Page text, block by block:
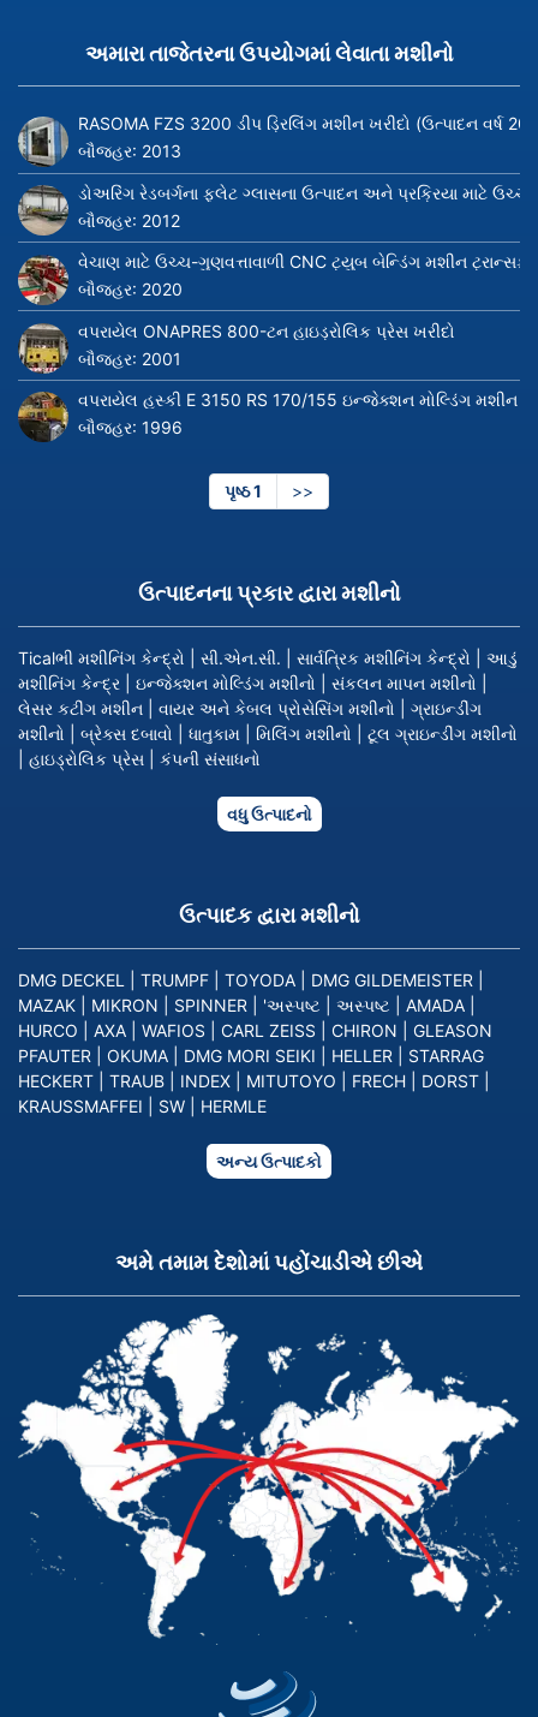
અમારા તાજેતરના ઉપયોગમાં લેવાતા મશીનો
RASOMA FZS 3200 ડીપ ડ્રિલિંગ મશીન ખરીદો (ઉત્પાદન વર્ષ
બૌજહર: 2013
ડોઅરિંગ રેડબર્ગના ફ્લેટ ગ્લાસના ઉત્પાદન અને પ્રક્રિયા માટે
બૌજહર: 2012
વેચાણ માટે ઉચ્ચ-ગુણવત્તાવાળી CNC ટ્યુબ બેન્ડિંગ મશીન
બૌજહર: 2020
વપરાયેલ ONAPRES 800-ટન હાઇડ્રોલિક પ્રેસ ખરીદો
બૌજહર: 2001
વપરાયેલ હસ્કી E 3150 RS 170/155 ઇન્જેક્શન મોલ્ડિંગ મશીન
બૌજહર: 1996
પૃષ્ઠ 1
આગલું
પૃષ્ઠ
>>
ઉત્પાદનના પ્રકાર દ્વારા મશીનો
Ticalભી મશીનિંગ કેન્દ્રો સી.એન.સી. સાર્વત્રિક મશીનિંગ કેન્દ્રો
આડું
મશીનિંગ કેન્દ્ર
ઇન્જેક્શન મોલ્ડિંગ મશીનો સંકલન માપન મશીનો
લેસર કટીંગ મશીન
વાયર અને કેબલ પ્રોસેસિંગ મશીનો
ગ્રાઇન્ડીંગ
મશીનો
બ્રેક્સ દબાવો ધાતુકામ મિલિંગ મશીનો
ટૂલ ગ્રાઇન્ડીંગ મશીનો
હાઇડ્રોલિક પ્રેસ કંપની સંસાધનો
વધુ ઉત્પાદનો
ઉત્પાદક દ્વારા મશીનો
DMG DECKEL TRUMPF TOYODA DMG GILDEMEISTER
MAZAK
MIKRON SPINNER 'અસ્પષ્ટ અસ્પષ્ટ AMADA
HURCO
AXA WAFIOS CARL ZEISS CHIRON
GLEASON
PFAUTER
OKUMA DMG MORI SEIKI HELLER
STARRAG
HECKERT
TRAUB INDEX MITUTOYO FRECH DORST
KRAUSSMAFFEI
SW HERMLE
અન્ય ઉત્પાદકો
અમે તમામ દેશોમાં પહોંચાડીએ છીએ